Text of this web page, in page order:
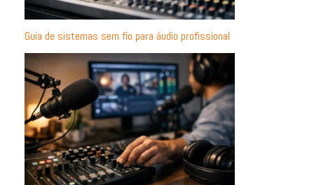
Guia de sistemas sem fio para áudio profissional